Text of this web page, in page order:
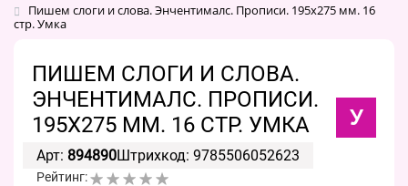
Пишем слоги и слова. Энчентималс. Прописи. 195х275 мм. 16
стр. Умка
ПИШЕМ СЛОГИ И СЛОВА.
ЭНЧЕНТИМАЛС. ПРОПИСИ.
195Х275 ММ. 16 СТР. УМКА
У
Арт: 894890Штрихкод: 9785506052623
Рейтинг: